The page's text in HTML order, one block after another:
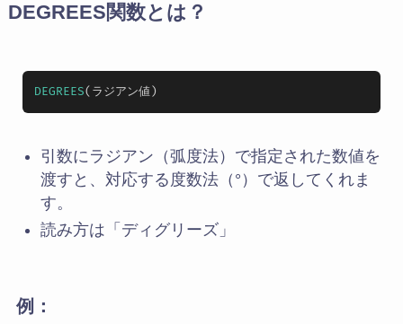
DEGREES関数とは？
DEGREES
引数にラジアン（弧度法）で指定された数値を
渡すと、対応する度数法（°）で返してくれま
す。
読み方は「ディグリーズ」
例：